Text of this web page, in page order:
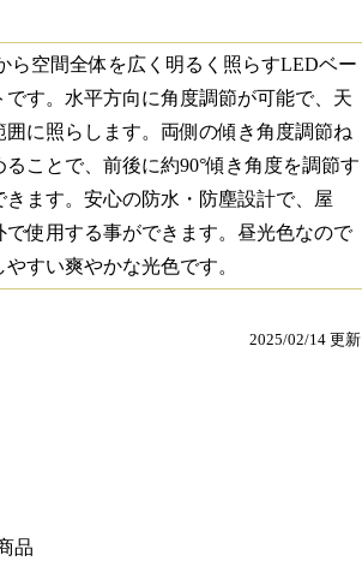
ら空間全体を広く明るく照らすLEDベー
です。水平方向に角度調節が可能で、天
囲に照らします。両側の傾き角度調節ね
ることで、前後に約90°傾き角度を調節す
きます。安心の防水・防塵設計で、屋
で使用する事ができます。昼光色なので
やすい爽やかな光色です。
2025/02/14 更新
品